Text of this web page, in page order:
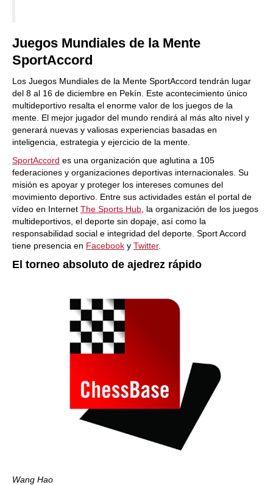
Juegos Mundiales de la Mente
SportAccord
Los Juegos Mundiales de la Mente SportAccord tendrán lugar
del 8 al 16 de diciembre en Pekín. Este acontecimiento único
multideportivo resalta el enorme valor de los juegos de la
mente. El mejor jugador del mundo rendirá al más alto nivel y
generará nuevas y valiosas experiencias basadas en
inteligencia, estrategia y ejercicio de la mente.
SportAccord es una organización que aglutina a 105
federaciones y organizaciones deportivas internacionales. Su
misión es apoyar y proteger los intereses comunes del
movimiento deportivo. Entre sus actividades están el portal de
vídeo en Internet The Sports Hub , la organización de los juegos
multideportivos, el deporte sin dopaje, así como la
responsabilidad social e integridad del deporte. Sport Accord
tiene presencia en Facebook y Twitter.
El torneo absoluto de ajedrez rápido
Wang Hao